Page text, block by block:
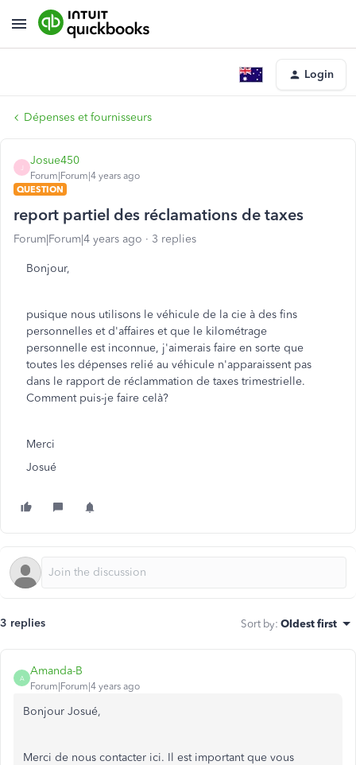
Login
Dépenses et fournisseurs
Josue450
Forum|Forum|4 years ago
QUESTION
report partiel des réclamations de taxes
Forum|Forum|4 years ago 3 replies
Bonjour,
pusique nous utilisons le véhicule de la cie à des fins
personnelles et d'affaires et que le kilométrage
personnelle est inconnue, j'aimerais faire en sorte que
toutes les dépenses relié au véhicule n'apparaissent pas
dans le rapport de réclammation de taxes trimestrielle.
Comment puis-je faire celà?
Merci
Josué
3 replies Sort by: Oldest first
A
Amanda-B
Forum|Forum|4 years ago
Bonjour Josué,
Merci de nous contacter ici. Il est important que vous